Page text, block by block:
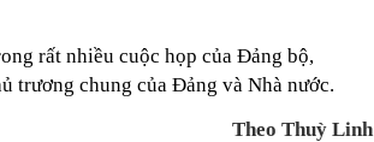
rất nhiều cuộc họp của Đảng bộ,
trương chung của Đảng và Nhà nước.
Theo Thuỳ Linh